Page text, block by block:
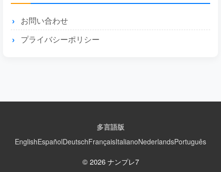
お問い合わせ
プライバシーポリシー
多言語版
EnglishEspañolDeutschFrançaisItalianoNederlandsPortuguês
© 2026 ナンプレ7